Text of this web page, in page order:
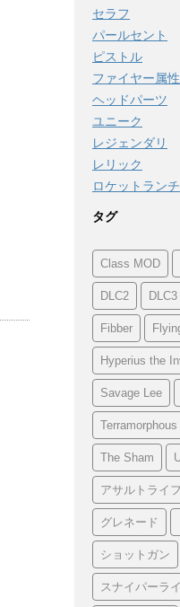
セラフ
パールセント
ピストル
ファイヤー属性
ヘッドパーツ
ユニーク
レジェンダリ
レリック
ロケットラン
タグ
Class MOD
DLC2 DLC3
Fibber
Hyperius the
Savage Lee
The Sham
アサルトライ
グレネード
ショットガン
スナイパーラ